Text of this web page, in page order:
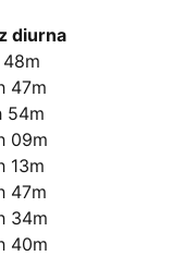
diurna
47m
54m
09m
13m
47m
34m
40m